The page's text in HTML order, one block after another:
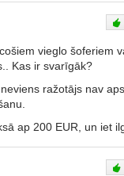
vieglo šoferiem
Kas ir svarīgāk?
ražotājs nav
ap 200 EUR, un iet